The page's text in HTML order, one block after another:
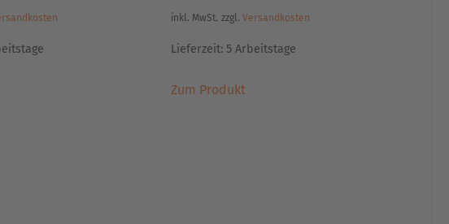
inkl. MwSt. zzgl. Versandkosten
Lieferzeit: 5 Arbeitstage
Zum ProduktProdukt